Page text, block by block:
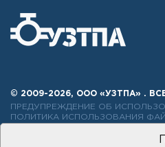
© 2009-2026, ООО «УЗТПА» .
ПРЕДУПРЕЖДЕНИЕ ОБ
ПОЛИТИКА ИСПОЛЬЗОВАНИЯ